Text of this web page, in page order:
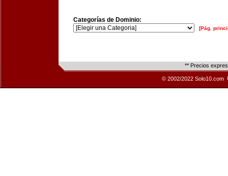
Categorías de Dominio:
[Pág.
** Precios
© 2002/2022 Solo10.com